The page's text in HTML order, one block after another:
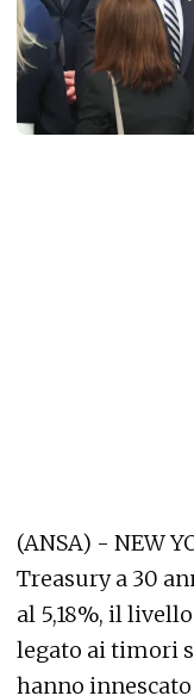
(ANSA) - NEW
Treasury a 30
al 5,18%, il
legato ai timori
hanno